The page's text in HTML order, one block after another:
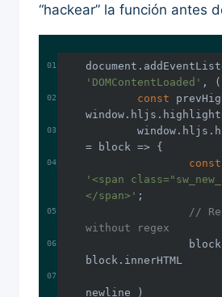
“hackear” la función antes
document
'DOMContentLoaded'
const
window
window
=
block =>
const
'<span
</span>'
//
without regex